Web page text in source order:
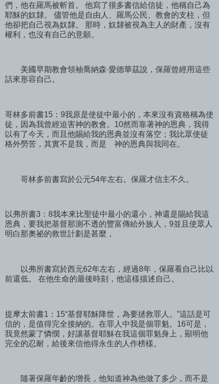
們，他在羅馬被斬首。 他寫了很多書信給信徒，他稱自己為
耶穌的奴隸。 儘管他是自由人、羅馬公民、教會的支柱，但
他卻把自己視為奴隸。 那時，奴隸被視為主人的財產，沒有
權利，也沒有自己的意願。
美國早期教會領袖喬納森‧愛德華茲說，保羅曾經用這些
話來形容自己。
哥林多前書15：9我原是使徒中最小的，本來沒有資格稱為使
徒，因為我曾經迫害神的教會。10然而靠著神的恩典，我得
以有了今天，而且他賜給我的恩典並沒有落空；我比眾使徒
格外勞苦，其實不是我，而是 神的恩典與我同在。
哥林多前書寫於公元54年左右。保羅才信主不久。
以弗所書3：8我本來比聖徒中最小的還小，神還是賜給我這
恩典，要我把基督那測不透的豐富傳給外族人，9並且使眾人
明白那奧祕的救世計劃是甚麼，
以弗所書寫於西元62年左右，經過8年，保羅看自己比以
前還低。 在他生命的最後時刻，他這樣描述自己。
提摩太前書1：15“基督耶穌降世，為要拯救罪人。”這話是可
信的，是值得完全接納的。在罪人中我是個罪魁。16可是，
我竟然蒙了憐憫，好讓基督耶穌在我這個罪魁身上，顯明他
完全的忍耐，給後來信他得永生的人作榜樣。
隨著保羅年齡的增長，他知道神為他做了多少，而不是